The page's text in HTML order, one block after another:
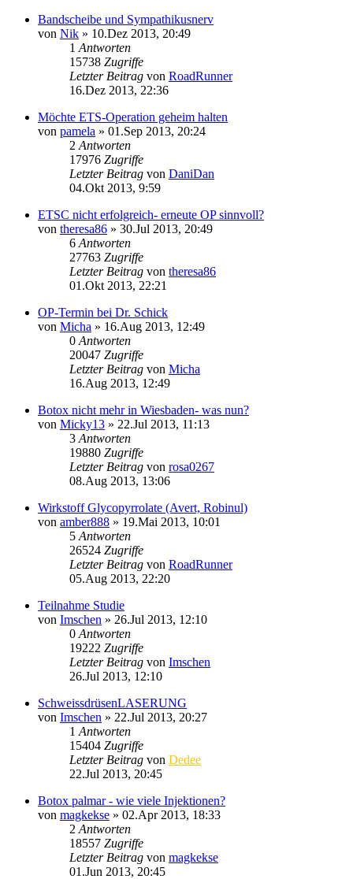
Bandscheibe und Sympathikusnerv
von Nik » 10.Dez 2013, 20:49
1 Antworten
15738 Zugriffe
Letzter Beitrag von RoadRunner
16.Dez 2013, 22:36
Möchte ETS-Operation geheim halten
von pamela » 01.Sep 2013, 20:24
2 Antworten
17976 Zugriffe
Letzter Beitrag von DaniDan
04.Okt 2013, 9:59
ETSC nicht erfolgreich- erneute OP sinnvoll?
von theresa86 » 30.Jul 2013, 20:49
6 Antworten
27763 Zugriffe
Letzter Beitrag von theresa86
01.Okt 2013, 22:21
OP-Termin bei Dr. Schick
von Micha » 16.Aug 2013, 12:49
0 Antworten
20047 Zugriffe
Letzter Beitrag von Micha
16.Aug 2013, 12:49
Botox nicht mehr in Wiesbaden- was nun?
von Micky13 » 22.Jul 2013, 11:13
3 Antworten
19880 Zugriffe
Letzter Beitrag von rosa0267
08.Aug 2013, 13:06
Wirkstoff Glycopyrrolate (Avert, Robinul)
von amber888 » 19.Mai 2013, 10:01
5 Antworten
26524 Zugriffe
Letzter Beitrag von RoadRunner
05.Aug 2013, 22:20
Teilnahme Studie
von Imschen » 26.Jul 2013, 12:10
0 Antworten
19222 Zugriffe
Letzter Beitrag von Imschen
26.Jul 2013, 12:10
SchweissdrüsenLASERUNG
von Imschen » 22.Jul 2013, 20:27
1 Antworten
15404 Zugriffe
Letzter Beitrag von Dedee
22.Jul 2013, 20:45
Botox palmar - wie viele Injektionen?
von magkekse » 02.Apr 2013, 18:33
2 Antworten
18557 Zugriffe
Letzter Beitrag von magkekse
01.Jun 2013, 20:45